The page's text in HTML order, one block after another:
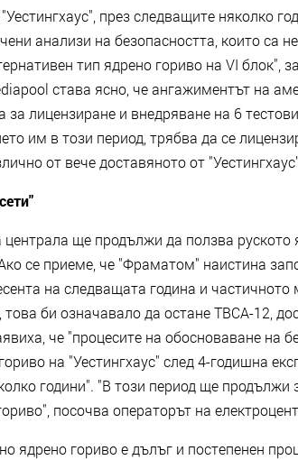
през следващите няколко
анализи на безопасността, които са
тип ядрено гориво на VІ блок",
става ясно, че ангажиментът на
лицензиране и внедряване на 6
им в този период, трябва да се
от вече доставяното от
ще продължи да ползва руското
се приеме, че "Фраматом" наистина
на следващата година и
това би означавало да остане ТВСА-12,
че "процесите на обосноваване на
на "Уестингхаус" след 4-годишна
години". "В този период ще продължи
посочва операторът на
ядрено гориво е дълъг и постепенен